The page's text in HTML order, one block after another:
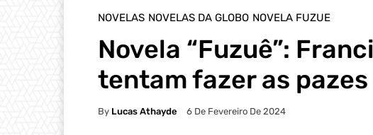
NOVELAS NOVELAS DA GLOBO NOVELA FUZUE
Novela “Fuzuê”:
tentam fazer as pazes
By Lucas Athayde 6 De Fevereiro De 2024